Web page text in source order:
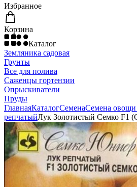
Избранное
Корзина
Каталог
Земляника садовая
Грунты
Все для полива
Саженцы гортензии
Опрыскиватели
Пруды
ГлавнаяКаталогСеменаСемена овощи
репчатыйЛук Золотистый Семко F1